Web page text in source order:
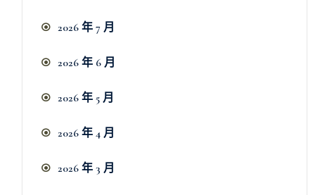
2026 年 7 月
2026 年 6 月
2026 年 5 月
2026 年 4 月
2026 年 3 月